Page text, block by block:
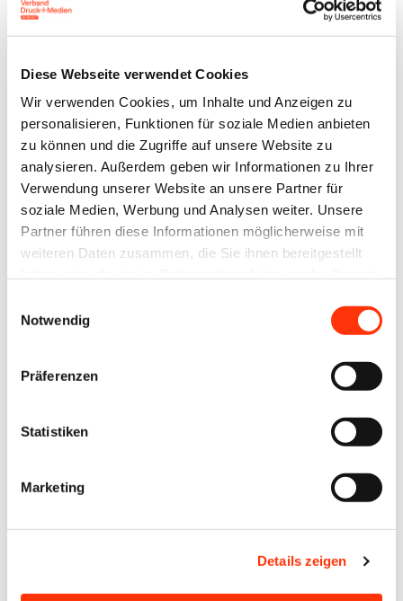
Diese Webseite verwendet Cookies
Wir verwenden Cookies, um Inhalte und Anzeigen zu
personalisieren, Funktionen für soziale Medien anbieten
zu können und die Zugriffe auf unsere Website zu
analysieren. Außerdem geben wir Informationen zu Ihrer
Verwendung unserer Website an unsere Partner für
soziale Medien, Werbung und Analysen weiter. Unsere
Partner führen diese Informationen möglicherweise mit
weiteren Daten zusammen, die Sie ihnen bereitgestellt
Notwendig
Präferenzen
Statistiken
Marketing
Details zeigen
Nachwuchsgewinnung
Mädchen für
technische
Berufe
begeistern:
3. April 2025
07. Januar 2025
SOS – Die
deutsche
Wirtschaft ist
in Gefahr
zum